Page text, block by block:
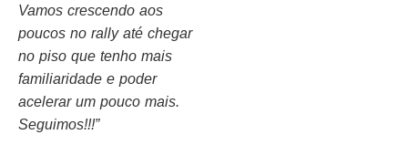
Vamos crescendo aos
poucos no rally até chegar
no piso que tenho mais
familiaridade e poder
acelerar um pouco mais.
Seguimos!!!”